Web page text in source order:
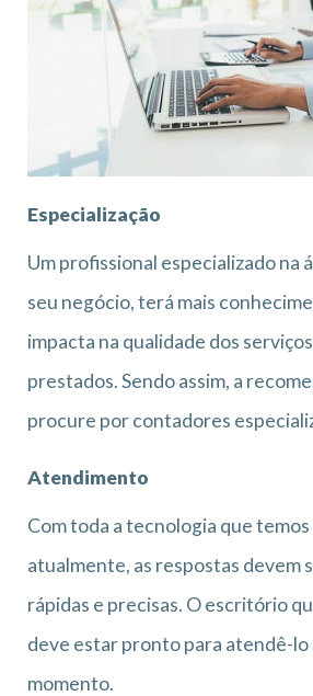
Especialização
Um profissional especializado na
seu negócio, terá mais
impacta na qualidade dos
prestados. Sendo assim, a
procure por contadores
Atendimento
Com toda a tecnologia que
atualmente, as respostas devem
rápidas e precisas. O escritório
deve estar pronto para atendê-lo
momento.